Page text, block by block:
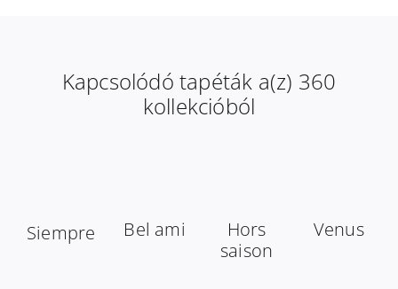
Kapcsolódó tapéták a(z) 360
kollekcióból
Siempre Bel ami
Hors
saison
Venus